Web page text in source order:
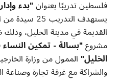
فلسطين تدريبًا بعنوان"بدء
يستهدف
القديمة في مدينة الخليل،
مشروع"بسالة - تمكين النساء
الخليل" الممول من وزارة
والشراكة مع غرفة تجارة وصناعة